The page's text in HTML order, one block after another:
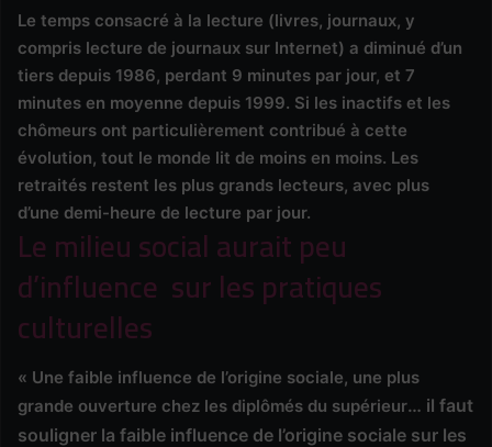
Le temps consacré à la lecture (livres, journaux, y
compris lecture de journaux sur Internet) a diminué d’un
tiers depuis 1986, perdant 9 minutes par jour, et 7
minutes en moyenne depuis 1999. Si les inactifs et les
chômeurs ont particulièrement contribué à cette
évolution, tout le monde lit de moins en moins. Les
retraités restent les plus grands lecteurs, avec plus
d’une demi-heure de lecture par jour.
Le milieu social aurait peu
d’influence sur les pratiques
culturelles
« Une faible influence de l’origine sociale, une plus
grande ouverture chez les diplômés du supérieur… il faut
souligner la faible influence de l’origine sociale sur les